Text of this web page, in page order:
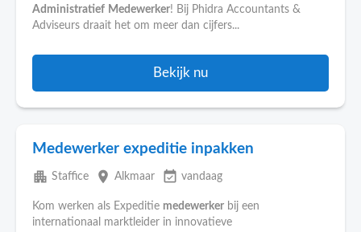
Administratief Medewerker! Bij Phidra Accountants &
Adviseurs draait het om meer dan cijfers...
Bekijk nu
Medewerker expeditie inpakken
apartment Staffice place Alkmaar event_available vandaag
Kom werken als Expeditie medewerker bij een
internationaal marktleider in innovatieve